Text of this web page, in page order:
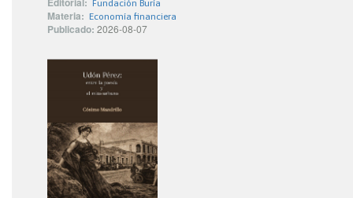
Fundación Buría
Materia: Economía financiera
Publicado: 2026-08-07